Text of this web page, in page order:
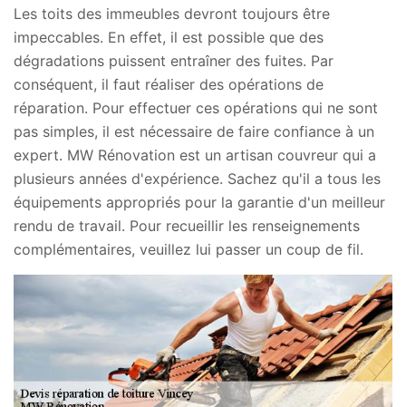
Les toits des immeubles devront toujours être
impeccables. En effet, il est possible que des
dégradations puissent entraîner des fuites. Par
conséquent, il faut réaliser des opérations de
réparation. Pour effectuer ces opérations qui ne sont
pas simples, il est nécessaire de faire confiance à un
expert. MW Rénovation est un artisan couvreur qui a
plusieurs années d'expérience. Sachez qu'il a tous les
équipements appropriés pour la garantie d'un meilleur
rendu de travail. Pour recueillir les renseignements
complémentaires, veuillez lui passer un coup de fil.